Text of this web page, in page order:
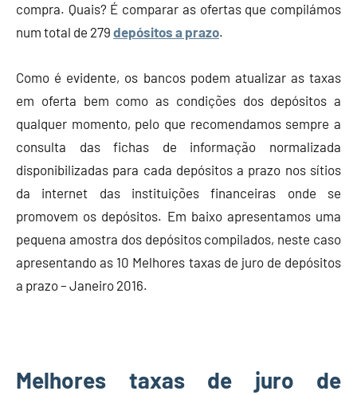
compra. Quais? É comparar as ofertas que compilámos
num total de 279 depósitos a prazo.
Como é evidente, os bancos podem atualizar as taxas
em oferta bem como as condições dos depósitos a
qualquer momento, pelo que recomendamos sempre a
consulta das fichas de informação normalizada
disponibilizadas para cada depósitos a prazo nos sítios
da internet das instituições financeiras onde se
promovem os depósitos. Em baixo apresentamos uma
pequena amostra dos depósitos compilados, neste caso
apresentando as 10 Melhores taxas de juro de depósitos
a prazo – Janeiro 2016.
Melhores taxas de juro de